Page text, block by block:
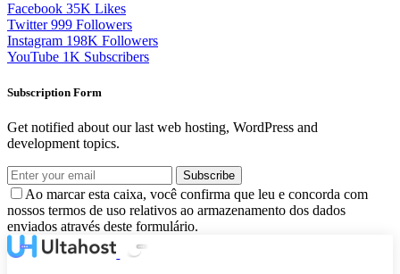
Facebook 35K Likes
Twitter 999 Followers
Instagram 198K Followers
YouTube 1K Subscribers
Subscription Form
Get notified about our last web hosting, WordPress and
development topics.
Subscribe
Ao marcar esta caixa, você confirma que leu e concorda com
nossos termos de uso relativos ao armazenamento dos dados
enviados através deste formulário.